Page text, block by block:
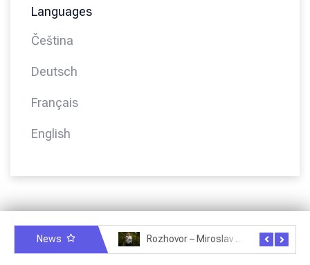
Languages
Čeština
Deutsch
Français
English
News Rozhovor – Joël Roche – 12.4.2025 – Praha, Karlín